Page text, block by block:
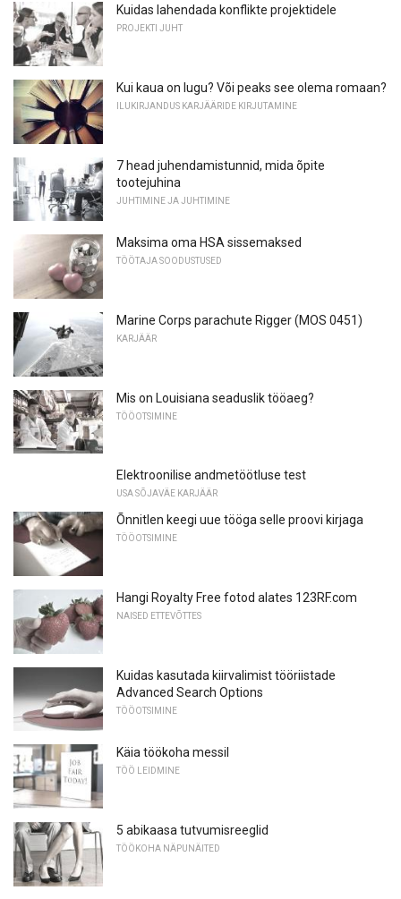
Kuidas lahendada konflikte projektidele
PROJEKTI JUHT
Kui kaua on lugu? Või peaks see olema romaan?
ILUKIRJANDUS KARJÄÄRIDE KIRJUTAMINE
7 head juhendamistunnid, mida õpite
tootejuhina
JUHTIMINE JA JUHTIMINE
Maksima oma HSA sissemaksed
TÖÖTAJA SOODUSTUSED
Marine Corps parachute Rigger (MOS 0451)
KARJÄÄR
Mis on Louisiana seaduslik tööaeg?
TÖÖOTSIMINE
Elektroonilise andmetöötluse test
USA SÕJAVÄE KARJÄÄR
Õnnitlen keegi uue tööga selle proovi kirjaga
TÖÖOTSIMINE
Hangi Royalty Free fotod alates 123RF.com
NAISED ETTEVÕTTES
Kuidas kasutada kiirvalimist tööriistade
Advanced Search Options
TÖÖOTSIMINE
Käia töökoha messil
TÖÖ LEIDMINE
5 abikaasa tutvumisreeglid
TÖÖKOHA NÄPUNÄITED